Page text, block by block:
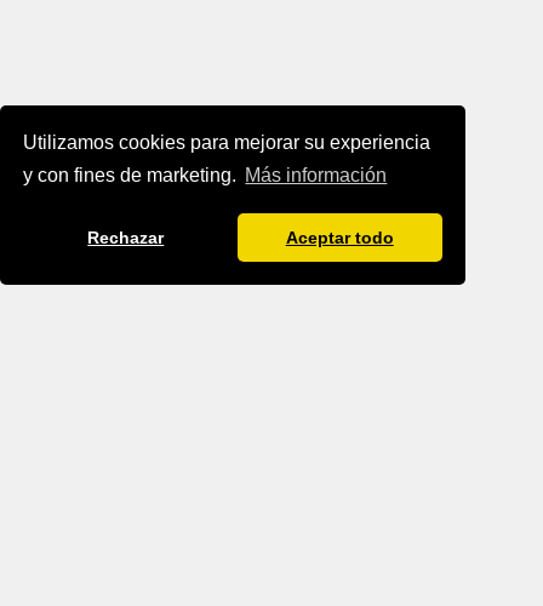
Utilizamos cookies para mejorar su experiencia
y con fines de marketing. Más información
Rechazar Aceptar todo